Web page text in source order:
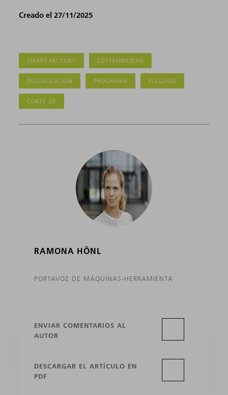
Creado el 27/11/2025
SMART FACTORY SOSTENIBILIDAD
DIGITALIZACIÓN PROGRAMA PLEGADO
CORTE 2D
RAMONA HÖNL
PORTAVOZ DE MÁQUINAS-HERRAMIENTA
ENVIAR COMENTARIOS AL
AUTOR
DESCARGAR EL ARTÍCULO EN
PDF